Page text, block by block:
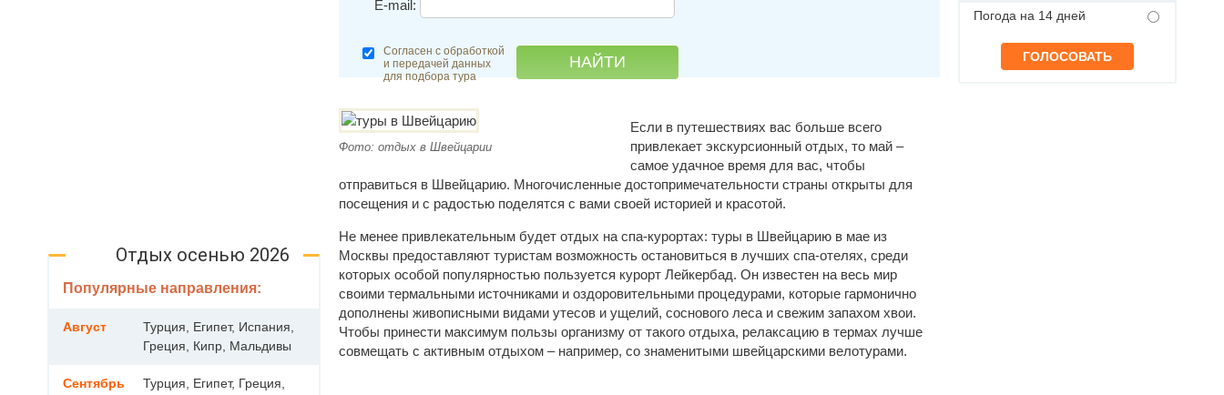
E-mail:
Согласен с обработкой
и передачей данных
для подбора тура
Фото: отдых в Швейцарии
Если в путешествиях вас больше всего
привлекает экскурсионный отдых, то май –
самое удачное время для вас, чтобы
отправиться в Швейцарию. Многочисленные достопримечательности страны открыты для
посещения и с радостью поделятся с вами своей историей и красотой.
Не менее привлекательным будет отдых на спа-курортах: туры в Швейцарию в мае из
Москвы предоставляют туристам возможность остановиться в лучших спа-отелях, среди
которых особой популярностью пользуется курорт Лейкербад. Он известен на весь мир
своими термальными источниками и оздоровительными процедурами, которые гармонично
дополнены живописными видами утесов и ущелий, соснового леса и свежим запахом хвои.
Чтобы принести максимум пользы организму от такого отдыха, релаксацию в термах лучше
совмещать с активным отдыхом – например, со знаменитыми швейцарскими велотурами.
Отдых осенью 2026
Популярные направления:
Август
Турция, Египет, Испания,
Греция, Кипр, Мальдивы
Сентябрь
Турция, Египет, Греция,
Погода на 14 дней